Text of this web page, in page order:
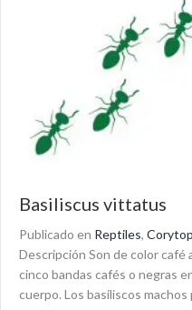
Basiliscus vittatus
Publicado en Reptiles,
Descripción Son de color café
cinco bandas cafés o negras
cuerpo. Los basiliscos